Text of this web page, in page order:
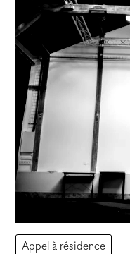
Appel à résidence